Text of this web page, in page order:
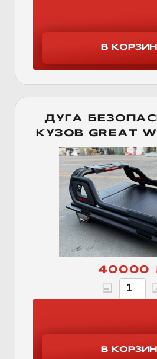
ДУГА
КУЗОВ GREAT
40000